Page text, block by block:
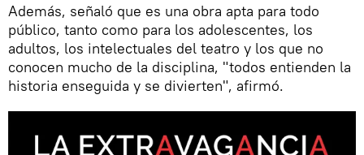
Además, señaló que es una obra apta para todo
público, tanto como para los adolescentes, los
adultos, los intelectuales del teatro y los que no
conocen mucho de la disciplina, "todos entienden la
historia enseguida y se divierten", afirmó.